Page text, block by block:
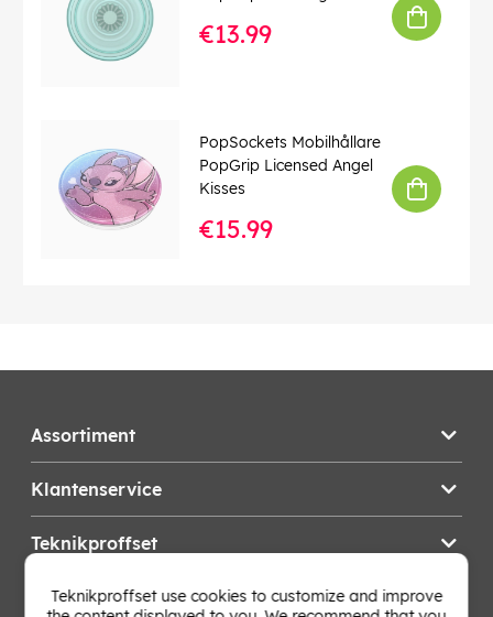
€13.99
PopSockets Mobilhållare
PopGrip Licensed Angel
Kisses
€15.99
Assortiment
Klantenservice
Teknikproffset
Wijzig Land
Teknikproffset use cookies to customize and improve